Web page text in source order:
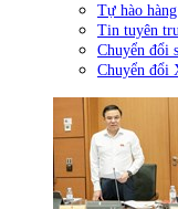
Tự hào
Tin tuyên
Chuyển đổi
Chuyển đổi